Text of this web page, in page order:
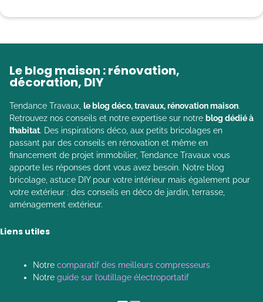
Le blog maison : rénovation,
décoration, DIY
Tendance Travaux, le blog déco, travaux, rénovation maison.
Retrouvez nos conseils et notre expertise sur notre blog dédié à
l’habitat. Des inspirations déco, aux petits bricolages en
passant par des conseils en rénovation et même en
financement de projet immobilier, Tendance Travaux vous
apporte les réponses dont vous avez besoin. Notre blog
bricolage, astuce DIY pour votre intérieur mais également pour
votre extérieur : des conseils en déco de jardin, terrasse,
aménagement extérieur.
Liens utiles
Notre comparatif des meilleurs compresseurs
Notre guide sur l’outillage électroportatif